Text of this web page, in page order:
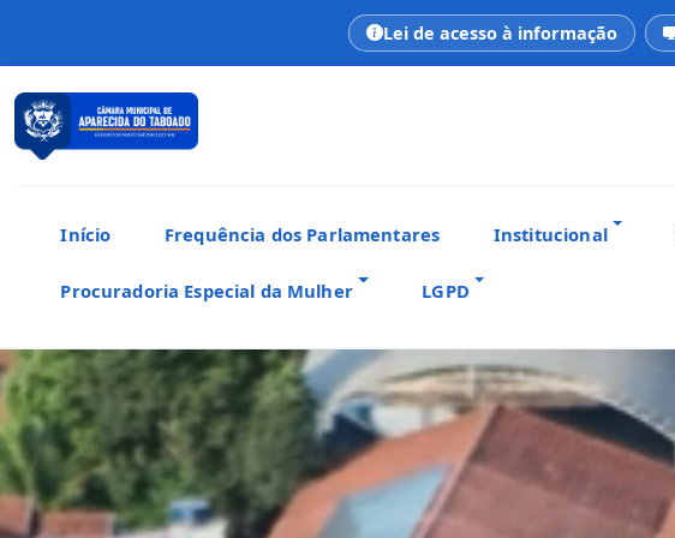
Lei de acesso à informação
Início Frequência dos Parlamentares Institucional
Procuradoria Especial da Mulher LGPD
CÂMARA MUNICIPAL
Aparecida do Taboado